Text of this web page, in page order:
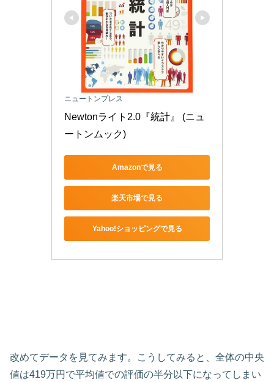
ニュートンプレス
Newtonライト2.0『統計』 (ニュ
ートンムック)
Amazonで見る
楽天市場で見る
Yahoo!ショッピングで見る
改めてデータを見てみます。こうしてみると、全体の中央
値は419万円で平均値での評価の半分以下になってしまい